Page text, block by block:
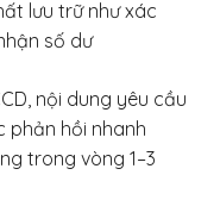
lưu trữ như xác
số dư
nội dung yêu cầu
phản hồi nhanh
trong vòng 1–3